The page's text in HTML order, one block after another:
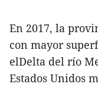
En 2017, la
con mayor
elDelta del río
Estados Unidos